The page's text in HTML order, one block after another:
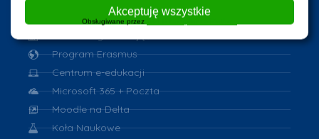
Dla studentów
Program Erasmus
Centrum e-edukacji
Microsoft 365 + Poczta
Moodle na Delta
Koła Naukowe
Akceptuję wszystkie
Obsługiwane przez WPLP Compliance Platform